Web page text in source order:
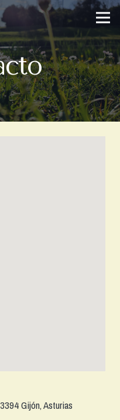
Gijón, Asturias